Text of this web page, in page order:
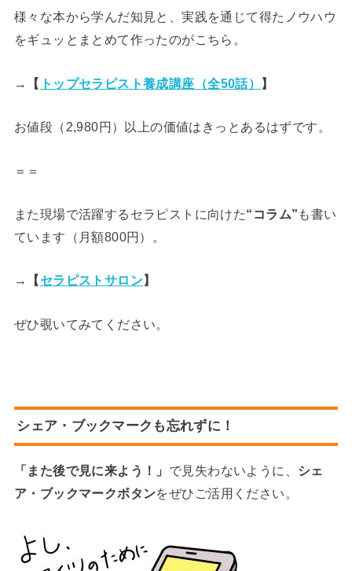
様々な本から学んだ知見と、実践を通じて得たノウハウ
をギュッとまとめて作ったのがこちら。
→ 【 トップセラピスト養成講座（全50話） 】
お値段（2,980円）以上の価値はきっとあるはずです。
＝＝
また現場で活躍するセラピストに向けた“コラム” も書い
ています（月額800円）。
→ 【セラピストサロン】
ぜひ覗いてみてください。
シェア・ブックマークも忘れずに！
「また後で見に来よう！」 で見失わないように、 シェ
ア・ブックマークボタンをぜひご活用ください。